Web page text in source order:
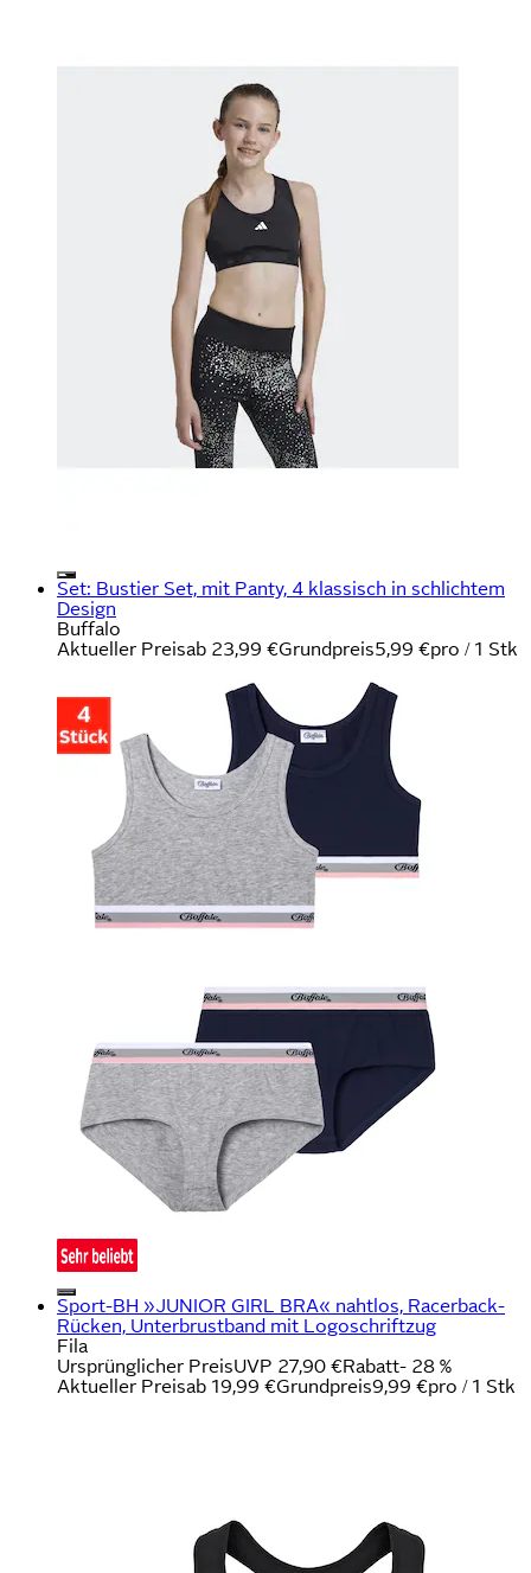
Set: Bustier Set, mit Panty, 4 klassisch in schlichtem
Design
Buffalo
Aktueller Preisab 23,99 €Grundpreis5,99 €pro / 1 Stk
Sport-BH »JUNIOR GIRL BRA« nahtlos, Racerback-
Rücken, Unterbrustband mit Logoschriftzug
Fila
Ursprünglicher PreisUVP 27,90 €Rabatt- 28 %
Aktueller Preisab 19,99 €Grundpreis9,99 €pro / 1 Stk